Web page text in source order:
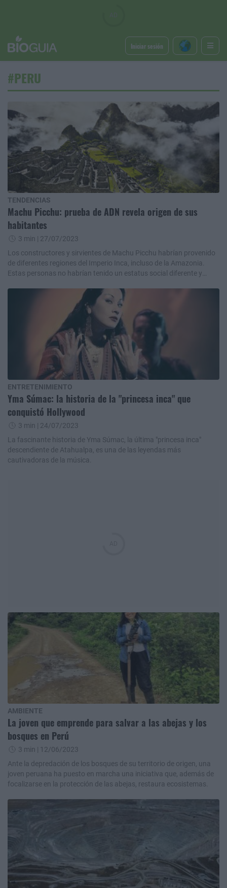
Iniciar sesión
#PERU
TENDENCIAS
Machu Picchu: prueba de ADN revela origen de sus
habitantes
3 min | 27/07/2023
Los constructores y sirvientes de Machu Picchu habrían provenido
de diferentes regiones del Imperio Inca, incluso de la Amazonia.
Estas personas no habrían tenido un estatus social diferente y
ENTRETENIMIENTO
Yma Súmac: la historia de la "princesa inca" que
conquistó Hollywood
3 min | 24/07/2023
La fascinante historia de Yma Súmac, la última "princesa inca"
descendiente de Atahualpa, es una de las leyendas más
cautivadoras de la música.
AMBIENTE
La joven que emprende para salvar a las abejas y los
bosques en Perú
3 min | 12/06/2023
Ante la depredación de los bosques de su territorio de origen, una
joven peruana ha puesto en marcha una iniciativa que, además de
focalizarse en la protección de las abejas, restaura ecosistemas.